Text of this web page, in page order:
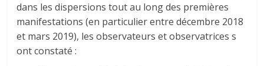
dans les dispersions tout au long des premières
manifestations (en particulier entre décembre 2018
et mars 2019), les observateurs et observatrices s
ont constaté :